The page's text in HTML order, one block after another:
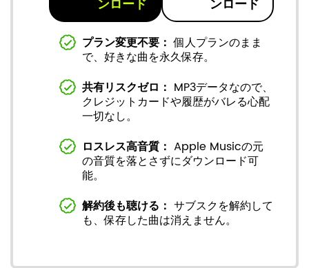
ンロード
ンロード
プラン変更不要： 個人プランのまま
で、好きな曲を永久保存。
共有リスクゼロ： MP3データなので、
クレジットカードや履歴がバレる心配
一切なし。
ロスレス高音質： Apple Musicの元
の音質を落とさずにダウンロード可
能。
解約後も聴ける： サブスクを解約して
も、保存した曲は消えません。